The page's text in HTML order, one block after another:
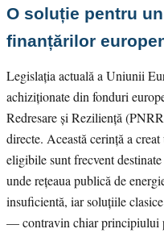
O soluție pentru
finanțărilor
Legislația actuală a Uniunii
achiziționate din fonduri
Redresare și Reziliență
directe. Această cerință a
eligibile sunt frecvent
unde rețeaua publică de
insuficientă, iar soluțiile
— contravin chiar principiului